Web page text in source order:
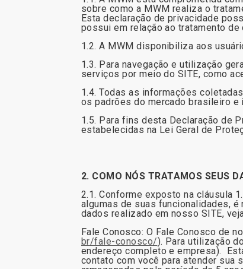
sobre como a MWM realiza o
Esta declaração de privacidade
possui em relação ao tratamento
1.2. A MWM disponibiliza aos
1.3. Para navegação e utilização
serviços por meio do SITE, como
1.4. Todas as informações
os padrões do mercado brasileiro e
1.5. Para fins desta Declaração de
estabelecidas na Lei Geral de
2. COMO NÓS TRATAMOS SEUS
2.1. Conforme exposto na cláusula
algumas de suas funcionalidades,
dados realizado em nosso SITE,
Fale Conosco: O Fale Conosco de
br/fale-conosco/). Para utilização
endereço completo e empresa).
contato com você para atender sua